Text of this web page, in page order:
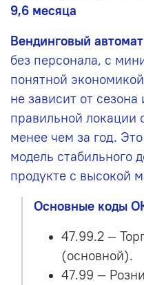
9,6 месяца
Вендинговый
без персонала, с
понятной
не зависит от
правильной локации
менее чем за год.
модель стабильного
продукте с высокой
Основные коды
47.99.2 —
(основной).
47.99 —